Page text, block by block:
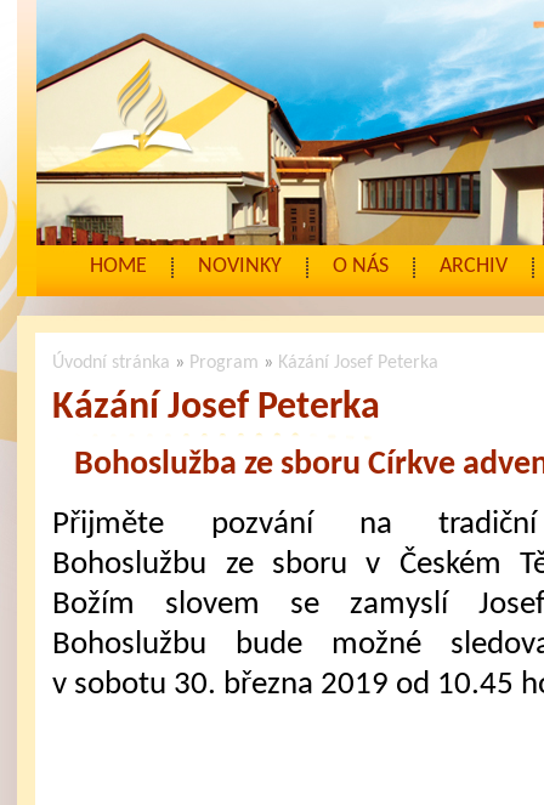
HOME NOVINKY O NÁS ARCHIV
Úvodní stránka » Program » Kázání Josef Peterka
Kázání Josef Peterka
Bohoslužba ze sboru Církve
Přijměte pozvání na
Bohoslužbu ze sboru v Českém
Božím slovem se zamyslí
Bohoslužbu bude možné
v sobotu 30. března 2019 od 10.45